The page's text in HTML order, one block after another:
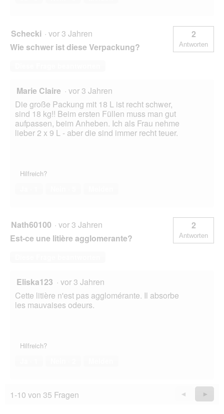
Schecki · vor 3 Jahren
Wie schwer ist diese Verpackung?
2
Antworten
Marie Claire · vor 3 Jahren
Die große Packung mit 18 L ist recht schwer,
sind 18 kg!! Beim ersten Füllen muss man gut
aufpassen, beim Anheben. Ich als Frau nehme
lieber 2 x 9 L - aber die sind immer recht teuer.
Hilfreich?
Nath60100 · vor 3 Jahren
Est-ce une litière agglomerante?
2
Antworten
Eliska123 · vor 3 Jahren
Cette litière n'est pas agglomérante. Il absorbe
les mauvaises odeurs.
Hilfreich?
1-10 von 35 Fragen
Zurück
Questions
◄
Weiter
►